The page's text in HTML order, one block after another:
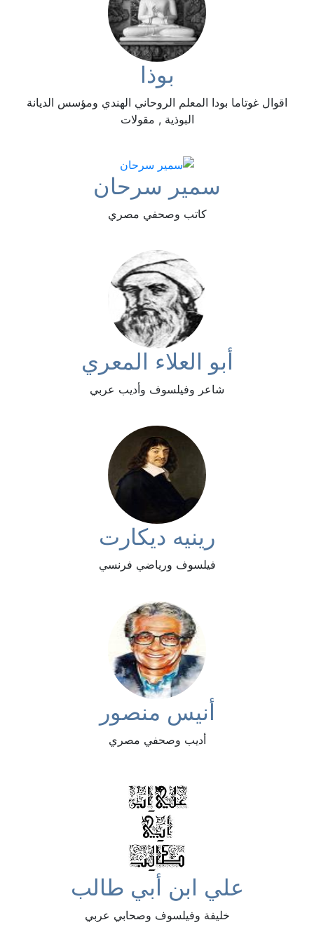
بوذا
اقوال غوتاما بودا المعلم الروحاني الهندي ومؤسس الديانة
البوذية , مقولات
سمير سرحان
كاتب وصحفي مصري
أبو العلاء المعري
شاعر وفيلسوف وأديب عربي
رينيه ديكارت
فيلسوف ورياضي فرنسي
أنيس منصور
أديب وصحفي مصري
علي ابن أبي طالب
خليفة وفيلسوف وصحابي عربي